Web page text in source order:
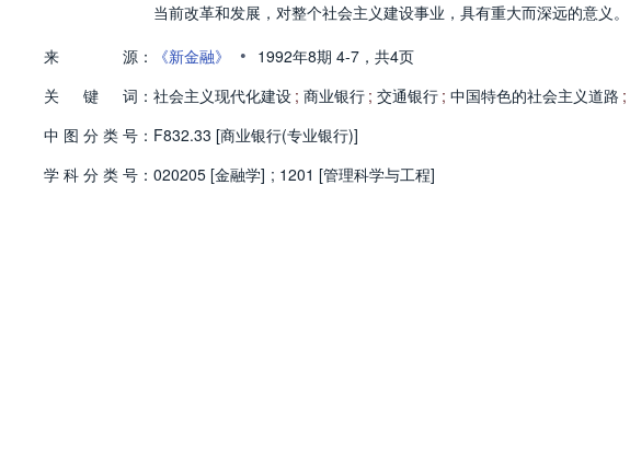
当前改革和发展，对整个社会主义建设事业，具有重大而深远的意义。
来
源： 《新金融》 • 1992年8期 4-7， 共4页
关
键 词： 社会主义现代化建设 ; 商业银行 ; 交通银行 ; 中国特色的社会主义道路 ;
中 图 分 类 号： F832.33 [商业银行(专业银行)]
学 科 分 类 号： 020205 [金融学] ; 1201 [管理科学与工程]